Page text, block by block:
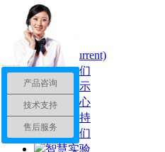
首页
(current)
关于我们
产品展示
新闻中心
服务支持
联系我们
智慧实验
产品咨询
技术支持
售后服务